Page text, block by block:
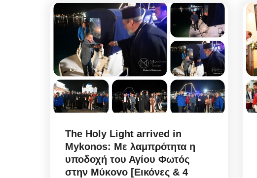
The Holy Light arrived in
Mykonos: Με λαμπρότητα η
υποδοχή τoυ Αγίoυ Φωτός
στην Mύκovo [Εικόνες & 4